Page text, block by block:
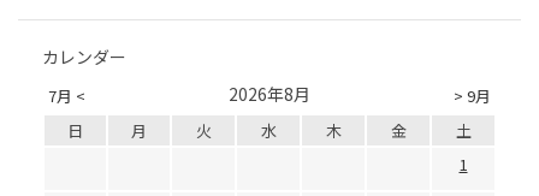
カレンダー
7月 < > 9月
2026年8月
日 月 火 水 木 金
土
1